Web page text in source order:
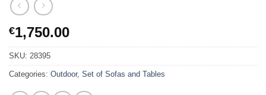
€1,750.00
SKU: 28395
Categories: Outdoor, Set of Sofas and Tables